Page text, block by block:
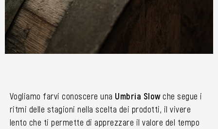
Vogliamo farvi conoscere una Umbria Slowche segue i
ritmi delle stagioni nella scelta dei prodotti, il vivere
lento che ti permette di apprezzare il valore del tempo